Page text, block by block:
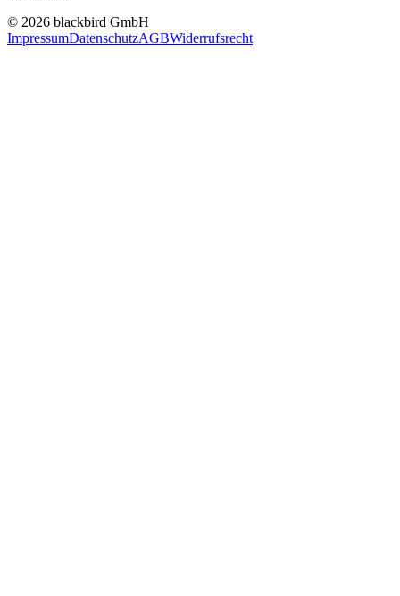
© 2026 blackbird GmbH
ImpressumDatenschutzAGBWiderrufsrecht